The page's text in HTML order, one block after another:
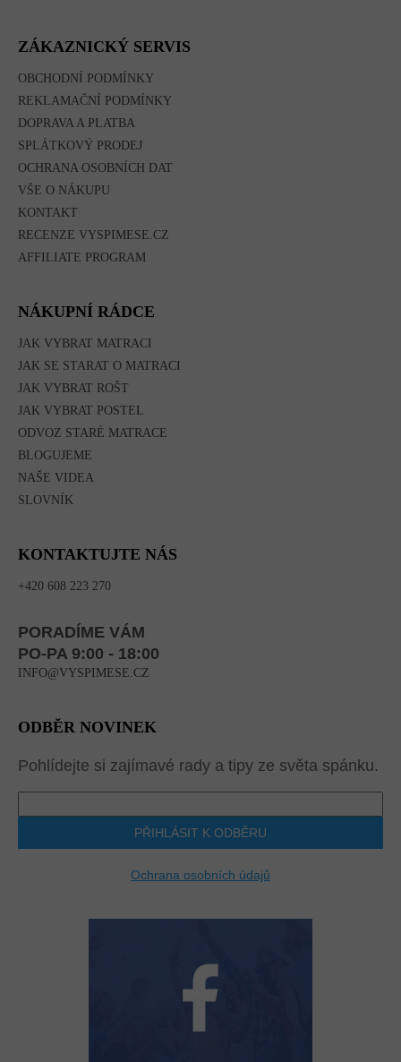
ZÁKAZNICKÝ SERVIS
OBCHODNÍ PODMÍNKY
REKLAMAČNÍ PODMÍNKY
DOPRAVA A PLATBA
SPLÁTKOVÝ PRODEJ
OCHRANA OSOBNÍCH DAT
VŠE O NÁKUPU
KONTAKT
RECENZE VYSPIMESE.CZ
AFFILIATE PROGRAM
NÁKUPNÍ RÁDCE
JAK VYBRAT MATRACI
JAK SE STARAT O MATRACI
JAK VYBRAT ROŠT
JAK VYBRAT POSTEL
ODVOZ STARÉ MATRACE
BLOGUJEME
NAŠE VIDEA
SLOVNÍK
KONTAKTUJTE NÁS
+420 608 223 270
PORADÍME VÁM
PO-PA 9:00 - 18:00
INFO@VYSPIMESE.CZ
ODBĚR NOVINEK
Pohlídejte si zajímavé rady a tipy ze světa spánku.
PŘIHLÁSIT K ODBĚRU
Ochrana osobních údajů